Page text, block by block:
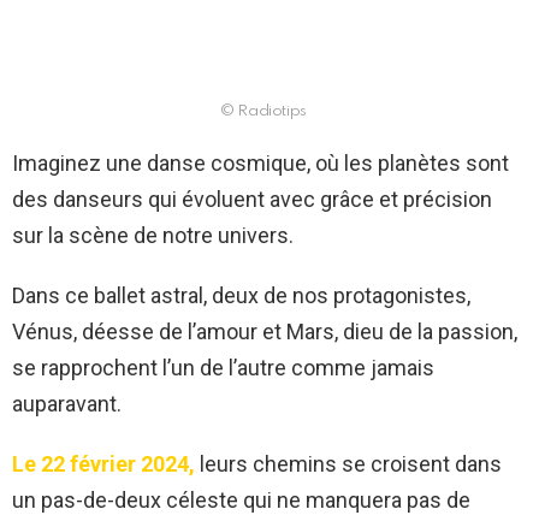
© Radiotips
Imaginez une danse cosmique, où les planètes sont
des danseurs qui évoluent avec grâce et précision
sur la scène de notre univers.
Dans ce ballet astral, deux de nos protagonistes,
Vénus, déesse de l’amour et Mars, dieu de la passion,
se rapprochent l’un de l’autre comme jamais
auparavant.
Le 22 février 2024, leurs chemins se croisent dans
un pas-de-deux céleste qui ne manquera pas de